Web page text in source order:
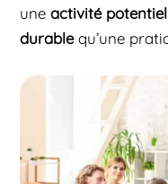
uneactivité
durablequ’une